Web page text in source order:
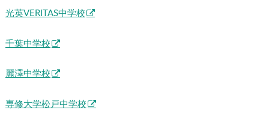
光英VERITAS中学校
千葉中学校
麗澤中学校
専修大学松戸中学校